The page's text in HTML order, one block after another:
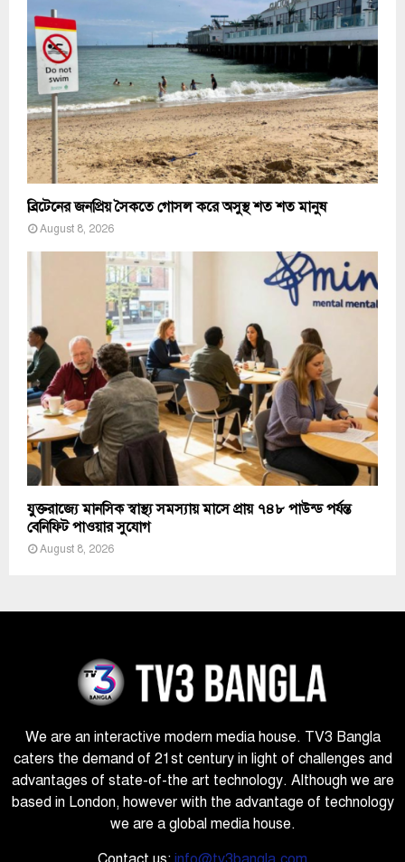
ব্রিটেনের জনপ্রিয় সৈকতে গোসল করে অসুস্থ শত শত মানুষ
August 8, 2026
যুক্তরাজ্যে মানসিক স্বাস্থ্য সমস্যায় মাসে প্রায় ৭৪৮ পাউন্ড পর্যন্ত
বেনিফিট পাওয়ার সুযোগ
August 8, 2026
We are an interactive modern media house. TV3 Bangla
caters the demand of 21st century in light of challenges and
advantages of state-of-the art technology. Although we are
based in London, however with the advantage of technology
we are a global media house.